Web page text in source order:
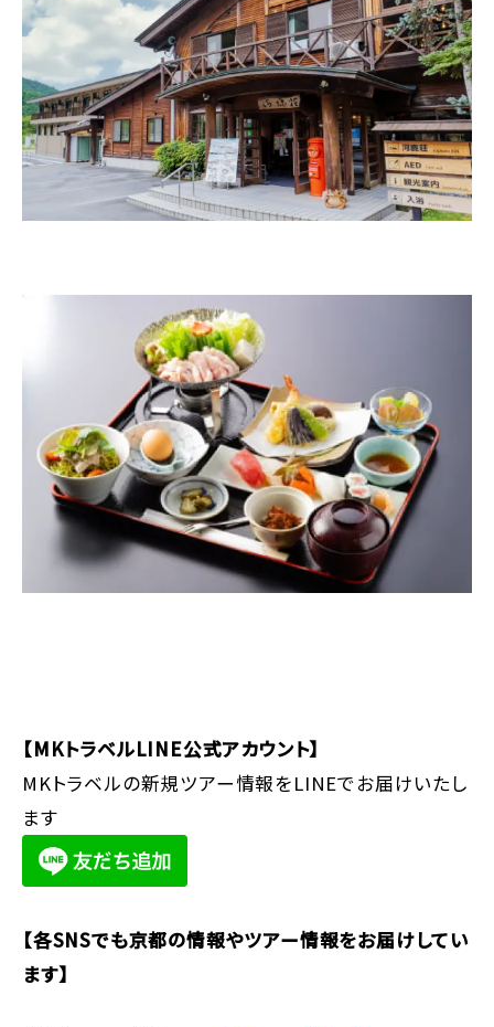
【MKトラベルLINE公式アカウント】
MKトラベルの新規ツアー情報をLINEでお届けいたし
ます
【各SNSでも京都の情報やツアー情報をお届けしてい
ます】